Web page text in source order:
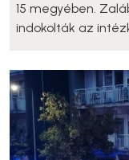
15 megyében.
indokolták az